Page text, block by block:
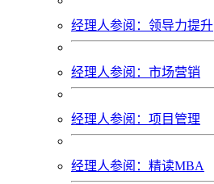
经理人参阅：领导力提升
经理人参阅：市场营销
经理人参阅：项目管理
经理人参阅：精读MBA